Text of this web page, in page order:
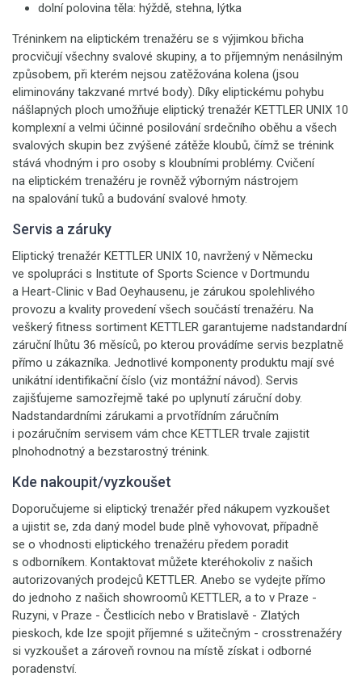
dolní polovina těla: hýždě, stehna, lýtka
Tréninkem na eliptickém trenažéru se s výjimkou břicha
procvičují všechny svalové skupiny, a to příjemným nenásilným
způsobem, při kterém nejsou zatěžována kolena (jsou
eliminovány takzvané mrtvé body). Díky eliptickému pohybu
nášlapných ploch umožňuje eliptický trenažér KETTLER UNIX 10
komplexní a velmi účinné posilování srdečního oběhu a všech
svalových skupin bez zvýšené zátěže kloubů, čímž se trénink
stává vhodným i pro osoby s kloubními problémy. Cvičení
na eliptickém trenažéru je rovněž výborným nástrojem
na spalování tuků a budování svalové hmoty.
Servis a záruky
Eliptický trenažér KETTLER UNIX 10, navržený v Německu
ve spolupráci s Institute of Sports Science v Dortmundu
a Heart-Clinic v Bad Oeyhausenu, je zárukou spolehlivého
provozu a kvality provedení všech součástí trenažéru. Na
veškerý fitness sortiment KETTLER garantujeme nadstandardní
záruční lhůtu 36 měsíců, po kterou provádíme servis bezplatně
přímo u zákazníka. Jednotlivé komponenty produktu mají své
unikátní identifikační číslo (viz montážní návod). Servis
zajišťujeme samozřejmě také po uplynutí záruční doby.
Nadstandardními zárukami a prvotřídním záručním
i pozáručním servisem vám chce KETTLER trvale zajistit
plnohodnotný a bezstarostný trénink.
Kde nakoupit/vyzkoušet
Doporučujeme si eliptický trenažér před nákupem vyzkoušet
a ujistit se, zda daný model bude plně vyhovovat, případně
se o vhodnosti eliptického trenažéru předem poradit
s odborníkem. Kontaktovat můžete kteréhokoliv z našich
autorizovaných prodejců KETTLER. Anebo se vydejte přímo
do jednoho z našich showroomů KETTLER, a to v Praze -
Ruzyni, v Praze - Čestlicích nebo v Bratislavě - Zlatých
pieskoch, kde lze spojit příjemné s užitečným - crosstrenažéry
si vyzkoušet a zároveň rovnou na místě získat i odborné
poradenství.